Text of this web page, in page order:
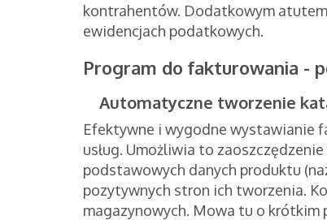
kontrahentów. Dodatkowym
ewidencjach podatkowych.
Program do fakturowania -
Automatyczne tworzenie
Efektywne i wygodne wystawianie
usług. Umożliwia to
podstawowych danych produktu
pozytywnych stron ich tworzenia.
magazynowych. Mowa tu o krótkim